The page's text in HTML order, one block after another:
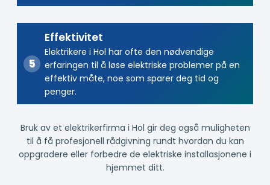
Effektivitet
Elektrikere i Hol har ofte den nødvendige
erfaringen til å løse elektriske problemer på en
effektiv måte, noe som sparer deg tid og
penger.
Bruk av et elektrikerfirma i Hol gir deg også muligheten
til å få profesjonell rådgivning rundt hvordan du kan
oppgradere eller forbedre de elektriske installasjonene i
hjemmet ditt.